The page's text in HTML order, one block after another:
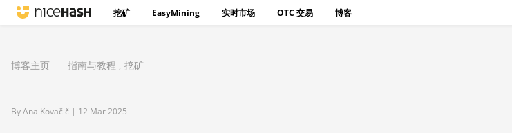
挖矿 EasyMining 实时市场 OTC 交易 博客
博客主页 指南与教程 , 挖矿
By Ana Kovačič | 12 Mar 2025